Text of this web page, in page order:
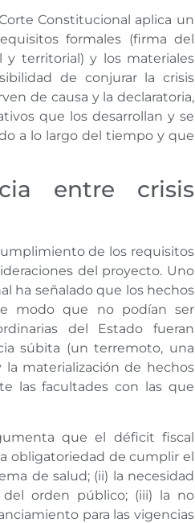
Constitucional aplica un
formales (firma del
y territorial) y los materiales
de conjurar la crisis
de causa y la declaratoria,
que los desarrollan y se
a lo largo del tiempo y que
entre crisis
de los requisitos
del proyecto. Uno
ha señalado que los hechos
modo que no podían ser
del Estado fueran
súbita (un terremoto, una
materialización de hechos
las facultades con las que
que el déficit fiscal
obligatoriedad de cumplir el
de salud; (ii) la necesidad
del orden público; (iii) la no
para las vigencias